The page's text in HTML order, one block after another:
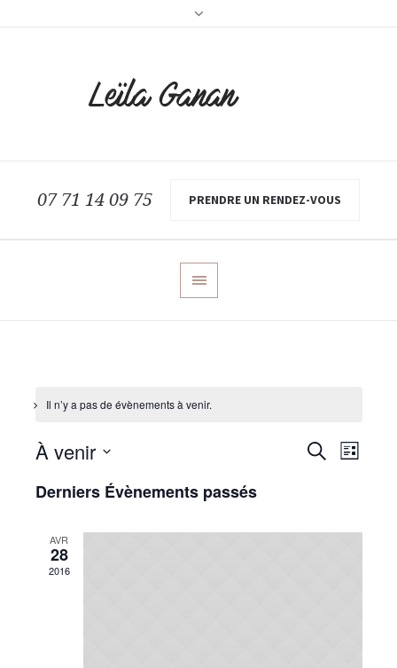
07 71 14 09 75 PRENDRE UN RENDEZ-VOUS
Il n’y a pas de évènements à venir.
Recherche
RECHERCHE
LISTE
À venir
une
Derniers Évènements passés
AVR
28
2016